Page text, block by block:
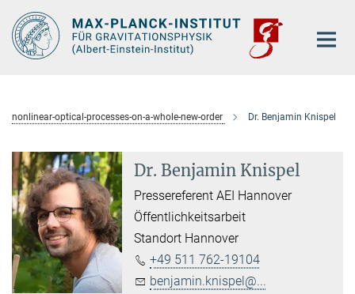
Hauptinhalt
nonlinear-optical-processes-on-a-whole-new-order Dr. Benjamin Knispel
Dr. Benjamin Knispel
Pressereferent AEI Hannover
Öffentlichkeitsarbeit
Standort Hannover
+49 511 762-19104
benjamin.knispel@...